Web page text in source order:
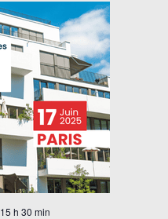
15 h 30 min